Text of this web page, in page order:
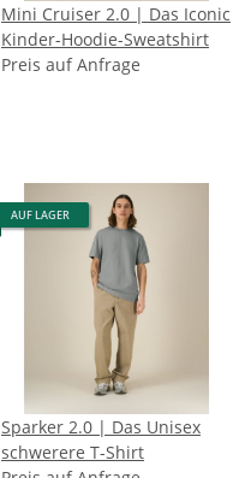
Mini Cruiser 2.0 | Das Iconic
Kinder-Hoodie-Sweatshirt
Preis auf Anfrage
AUF LAGER
Sparker 2.0 | Das Unisex
schwerere T-Shirt